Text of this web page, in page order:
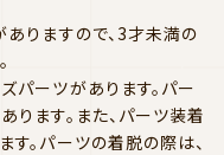
りますので、3才未満の
パーツがあります。パー
ます。また、パーツ装着
。パーツの着脱の際は、